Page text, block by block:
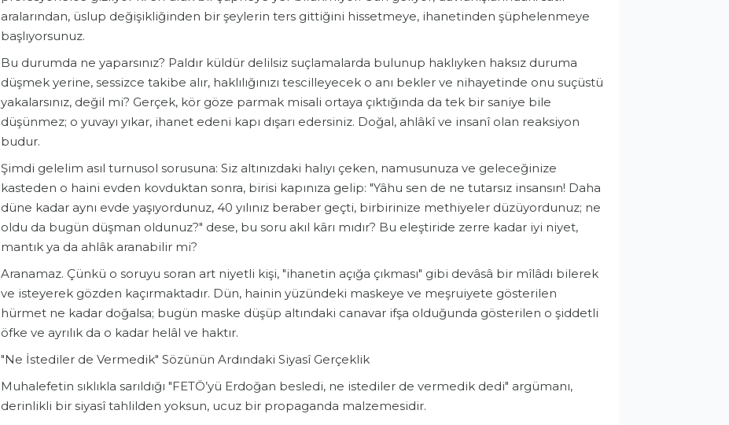
aralarından, üslup değişikliğinden bir şeylerin ters gittiğini hissetmeye, ihanetinden şüphelenmeye
başlıyorsunuz.
Bu durumda ne yaparsınız? Paldır küldür delilsiz suçlamalarda bulunup haklıyken haksız duruma
düşmek yerine, sessizce takibe alır, haklılığınızı tescilleyecek o anı bekler ve nihayetinde onu suçüstü
yakalarsınız, değil mi? Gerçek, kör göze parmak misali ortaya çıktığında da tek bir saniye bile
düşünmez; o yuvayı yıkar, ihanet edeni kapı dışarı edersiniz. Doğal, ahlâkî ve insanî olan reaksiyon
budur.
Şimdi gelelim asıl turnusol sorusuna: Siz altınızdaki halıyı çeken, namusunuza ve geleceğinize
kasteden o haini evden kovduktan sonra, birisi kapınıza gelip: "Yâhu sen de ne tutarsız insansın! Daha
düne kadar aynı evde yaşıyordunuz, 40 yılınız beraber geçti, birbirinize methiyeler düzüyordunuz; ne
oldu da bugün düşman oldunuz?" dese, bu soru akıl kârı mıdır? Bu eleştiride zerre kadar iyi niyet,
mantık ya da ahlâk aranabilir mi?
Aranamaz. Çünkü o soruyu soran art niyetli kişi, "ihanetin açığa çıkması" gibi devâsâ bir mîlâdı bilerek
ve isteyerek gözden kaçırmaktadır. Dün, hainin yüzündeki maskeye ve meşruiyete gösterilen
hürmet ne kadar doğalsa; bugün maske düşüp altındaki canavar ifşa olduğunda gösterilen o şiddetli
öfke ve ayrılık da o kadar helâl ve haktır.
​"Ne İstediler de Vermedik" Sözünün Ardındaki Siyasî Gerçeklik
​Muhalefetin sıklıkla sarıldığı "FETÖ’yü Erdoğan besledi, ne istediler de vermedik dedi" argümanı,
derinlikli bir siyasî tahlilden yoksun, ucuz bir propaganda malzemesidir.